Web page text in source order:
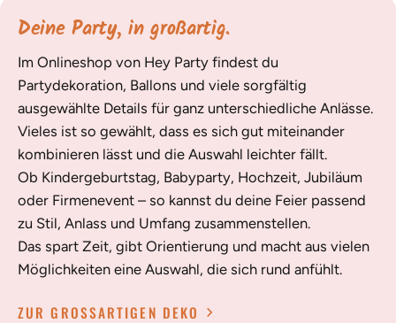
Deine Party, in großartig.
Im Onlineshop von Hey Party findest du
Partydekoration, Ballons und viele sorgfältig
ausgewählte Details für ganz unterschiedliche Anlässe.
Vieles ist so gewählt, dass es sich gut miteinander
kombinieren lässt und die Auswahl leichter fällt.
Ob Kindergeburtstag, Babyparty, Hochzeit, Jubiläum
oder Firmenevent – so kannst du deine Feier passend
zu Stil, Anlass und Umfang zusammenstellen.
Das spart Zeit, gibt Orientierung und macht aus vielen
Möglichkeiten eine Auswahl, die sich rund anfühlt.
ZUR GROSSARTIGEN DEKO